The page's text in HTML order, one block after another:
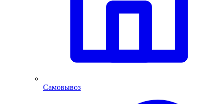
Самовывоз